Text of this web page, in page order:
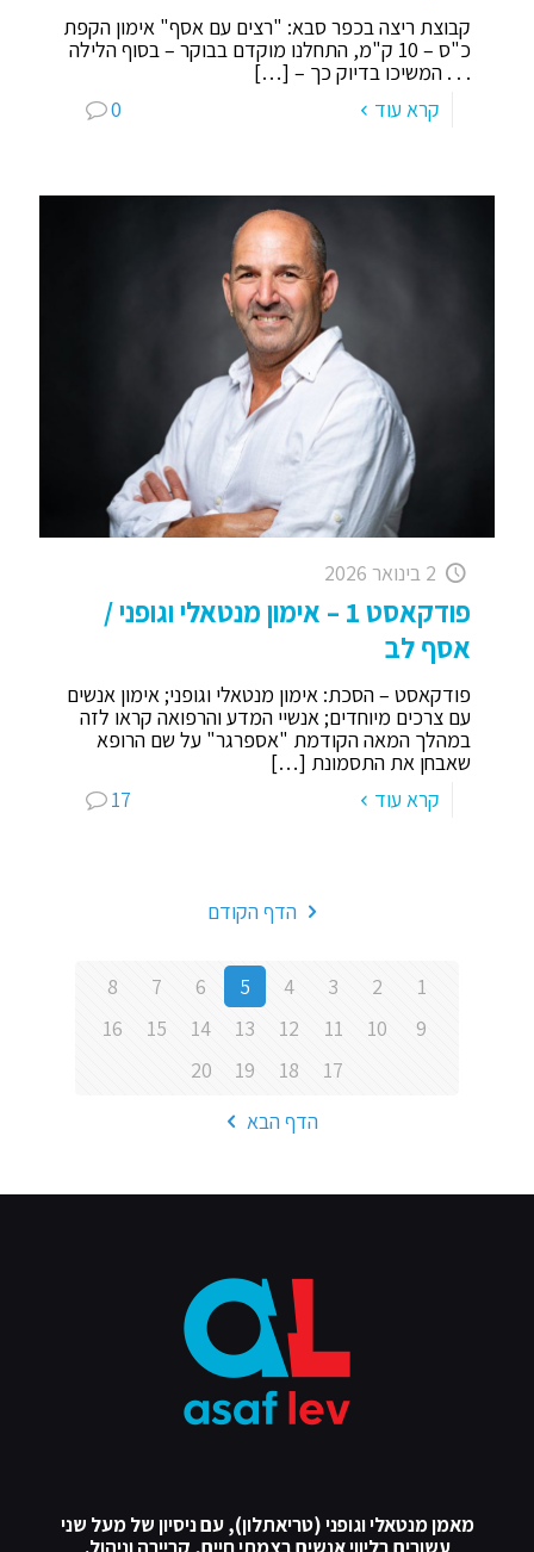
קבוצת ריצה בכפר סבא: "רצים עם אסף" אימון הקפת
כ"ס – 10 ק"מ, התחלנו מוקדם בבוקר – בסוף הלילה
. . . המשיכו בדיוק כך – […]
0
קרא עוד
2 בינואר 2026
פודקאסט 1 – אימון מנטאלי וגופני /
אסף לב
פודקאסט – הסכת: אימון מנטאלי וגופני; אימון אנשים
עם צרכים מיוחדים; אנשיי המדע והרפואה קראו לזה
במהלך המאה הקודמת "אספרגר" על שם הרופא
שאבחן את התסמונת […]
17
קרא עוד
הדף הקודם
1
2
3
4
5
6
7
8
9
10
11
12
13
14
15
16
17
18
19
20
הדף הבא
מאמן מנטאלי וגופני (טריאתלון), עם ניסיון של מעל שני
עשורים בליווי אנשים בצמתי חיים, קריירה וניהול.